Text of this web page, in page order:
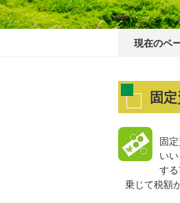
現在のペ
固
固
い
す
乗じて税額